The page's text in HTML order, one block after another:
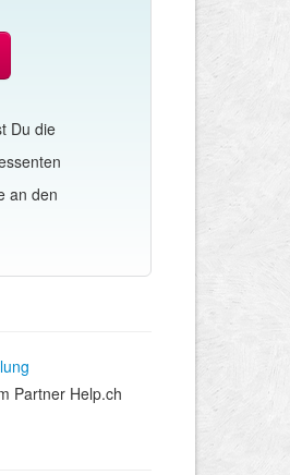
Du die
an den
Partner Help.ch